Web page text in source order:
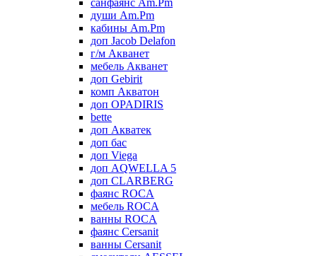
санфаянс Am.Pm
души Am.Pm
кабины Am.Pm
доп Jacob Delafon
г/м Акванет
мебель Акванет
доп Gebirit
комп Акватон
доп OPADIRIS
bette
доп Акватек
доп бас
доп Viega
доп AQWELLA 5
доп CLARBERG
фаянс ROCA
мебель ROCA
ванны ROCA
фаянс Cersanit
ванны Cersanit